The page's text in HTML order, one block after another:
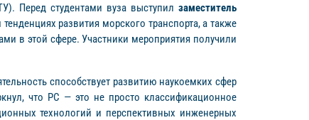
Перед студентами вуза выступил заместитель
развития морского транспорта, а также
в этой сфере. Участники мероприятия получили
способствует развитию наукоемких сфер
что РС — это не просто классификационное
технологий и перспективных инженерных